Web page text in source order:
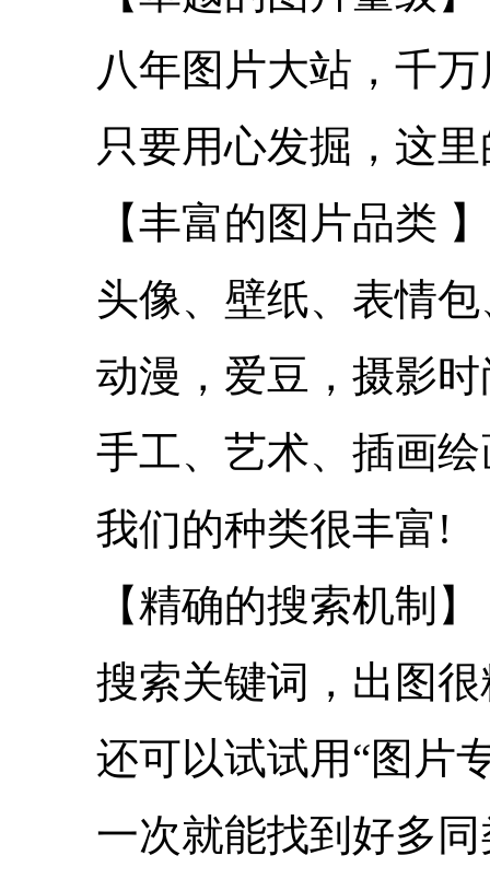
八年图片大站，千
只要用心发掘，这
【丰富的图片品类 】
头像、壁纸、表情
动漫，爱豆，摄影
手工、艺术、插画
我们的种类很丰富!
【精确的搜索机制】
搜索关键词，出图
还可以试试用“图片
一次就能找到好多